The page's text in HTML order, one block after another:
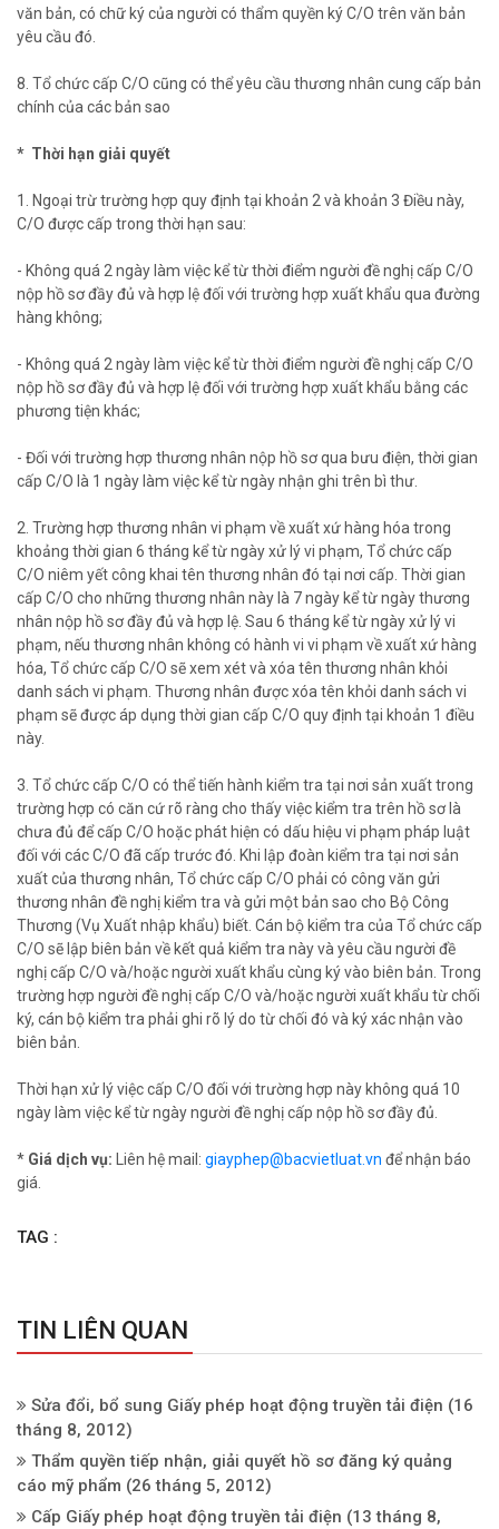
văn bản, có chữ ký của người có thẩm quyền ký C/O trên văn bản
yêu cầu đó.
8. Tổ chức cấp C/O cũng có thể yêu cầu thương nhân cung cấp bản
chính của các bản sao
* Thời hạn giải quyết
1. Ngoại trừ trường hợp quy định tại khoản 2 và khoản 3 Điều này,
C/O được cấp trong thời hạn sau:
- Không quá 2 ngày làm việc kể từ thời điểm người đề nghị cấp C/O
nộp hồ sơ đầy đủ và hợp lệ đối với trường hợp xuất khẩu qua đường
hàng không;
- Không quá 2 ngày làm việc kể từ thời điểm người đề nghị cấp C/O
nộp hồ sơ đầy đủ và hợp lệ đối với trường hợp xuất khẩu bằng các
phương tiện khác;
- Đối với trường hợp thương nhân nộp hồ sơ qua bưu điện, thời gian
cấp C/O là 1 ngày làm việc kể từ ngày nhận ghi trên bì thư.
2. Trường hợp thương nhân vi phạm về xuất xứ hàng hóa trong
khoảng thời gian 6 tháng kể từ ngày xử lý vi phạm, Tổ chức cấp
C/O niêm yết công khai tên thương nhân đó tại nơi cấp. Thời gian
cấp C/O cho những thương nhân này là 7 ngày kể từ ngày thương
nhân nộp hồ sơ đầy đủ và hợp lệ. Sau 6 tháng kể từ ngày xử lý vi
phạm, nếu thương nhân không có hành vi vi phạm về xuất xứ hàng
hóa, Tổ chức cấp C/O sẽ xem xét và xóa tên thương nhân khỏi
danh sách vi phạm. Thương nhân được xóa tên khỏi danh sách vi
phạm sẽ được áp dụng thời gian cấp C/O quy định tại khoản 1 điều
này.
3. Tổ chức cấp C/O có thể tiến hành kiểm tra tại nơi sản xuất trong
trường hợp có căn cứ rõ ràng cho thấy việc kiểm tra trên hồ sơ là
chưa đủ để cấp C/O hoặc phát hiện có dấu hiệu vi phạm pháp luật
đối với các C/O đã cấp trước đó. Khi lập đoàn kiểm tra tại nơi sản
xuất của thương nhân, Tổ chức cấp C/O phải có công văn gửi
thương nhân đề nghị kiểm tra và gửi một bản sao cho Bộ Công
Thương (Vụ Xuất nhập khẩu) biết. Cán bộ kiểm tra của Tổ chức cấp
C/O sẽ lập biên bản về kết quả kiểm tra này và yêu cầu người đề
nghị cấp C/O và/hoặc người xuất khẩu cùng ký vào biên bản. Trong
trường hợp người đề nghị cấp C/O và/hoặc người xuất khẩu từ chối
ký, cán bộ kiểm tra phải ghi rõ lý do từ chối đó và ký xác nhận vào
biên bản.
Thời hạn xử lý việc cấp C/O đối với trường hợp này không quá 10
ngày làm việc kể từ ngày người đề nghị cấp nộp hồ sơ đầy đủ.
* Giá dịch vụ: Liên hệ mail: giayphep@bacvietluat.vn để nhận báo
giá.
TAG :
TIN LIÊN QUAN
Sửa đổi, bổ sung Giấy phép hoạt động truyền tải điện (16
tháng 8, 2012)
Thẩm quyền tiếp nhận, giải quyết hồ sơ đăng ký quảng
cáo mỹ phẩm (26 tháng 5, 2012)
Cấp Giấy phép hoạt động truyền tải điện (13 tháng 8,